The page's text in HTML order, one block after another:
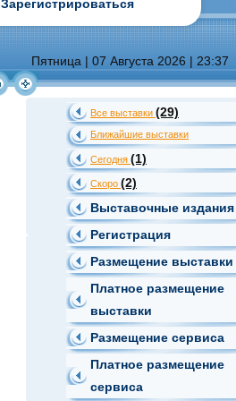
Зарегистрироваться
Пятница | 07 Августа 2026 | 23:37
Все выставки (29)
Ближайшие выставки
Сегодня (1)
Скоро (2)
Выставочные издания
Регистрация
Размещение выставки
Платное размещение
выставки
Размещение сервиса
Платное размещение
сервиса